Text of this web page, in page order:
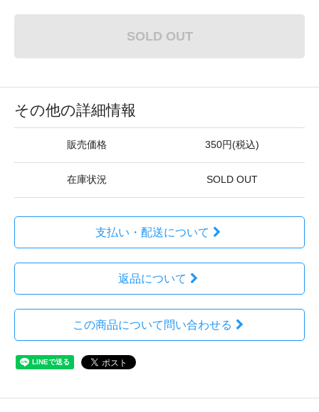
SOLD OUT
その他の詳細情報
販売価格 350円(税込)
在庫状況 SOLD OUT
支払い・配送について
返品について
この商品について問い合わせる